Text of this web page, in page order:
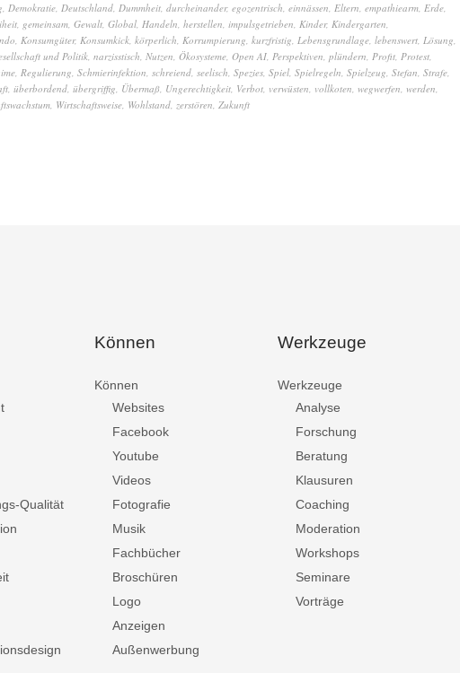
, Demokratie, Deutschland, Dummheit, durcheinander, egozentrisch, einnässen, Eltern, empathiearm, Erde,
, gemeinsam, Gewalt, Global, Handeln, herstellen, impulsgetrieben, Kinder, Kindergarten,
, Konsumgüter, Konsumkick, körperlich, Korrumpierung, kurzfristig, Lebensgrundlage, lebenswert, Lösung,
und Politik, narzisstisch, Nutzen, Ökosysteme, Open AI, Perspektiven, plündern, Profit, Protest,
, Regulierung, Schmierinfektion, schreiend, seelisch, Spezies, Spiel, Spielregeln, Spielzeug, Stefan, Strafe,
, überbordend, übergriffig, Übermaß, Ungerechtigkeit, Verbot, verwüsten, vollkoten, wegwerfen, werden,
, Wirtschaftsweise, Wohlstand, zerstören, Zukunft
Qualität
Können
Können
Websites
Facebook
Youtube
Videos
Fotografie
Musik
Fachbücher
Broschüren
Logo
Anzeigen
Außenwerbung
Werkzeuge
Werkzeuge
Analyse
Forschung
Beratung
Klausuren
Coaching
Moderation
Workshops
Seminare
Vorträge